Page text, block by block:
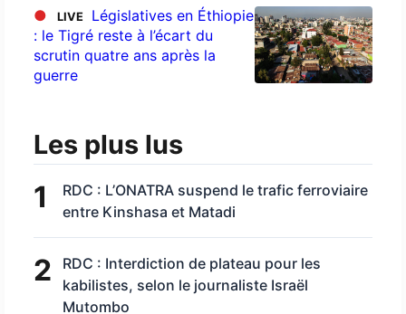
● LIVE
Législatives en Éthiopie
: le Tigré reste à l’écart du
scrutin quatre ans après la
guerre
Les plus lus
1
RDC : L’ONATRA suspend le trafic ferroviaire
entre Kinshasa et Matadi
2
RDC : Interdiction de plateau pour les
kabilistes, selon le journaliste Israël
Mutombo